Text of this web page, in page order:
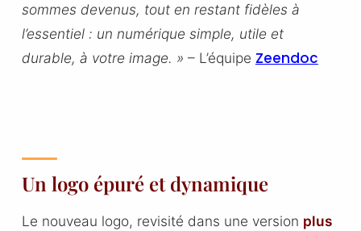
sommes devenus, tout en restant fidèles à
l’essentiel : un numérique simple, utile et
durable, à votre image. » – L’équipe Zeendoc
Un logo épuré et dynamique
Le nouveau logo, revisité dans une version plus